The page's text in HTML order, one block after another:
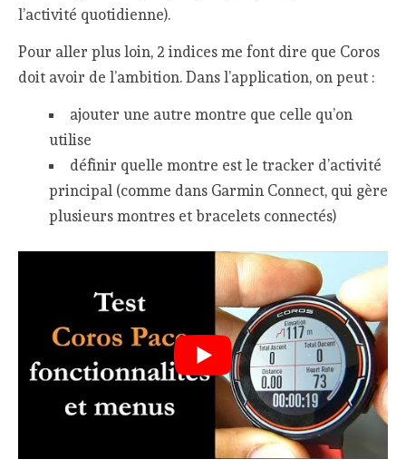
l’activité quotidienne).
Pour aller plus loin, 2 indices me font dire que Coros
doit avoir de l’ambition. Dans l’application, on peut :
ajouter une autre montre que celle qu’on
utilise
définir quelle montre est le tracker d’activité
principal (comme dans Garmin Connect, qui gère
plusieurs montres et bracelets connectés)